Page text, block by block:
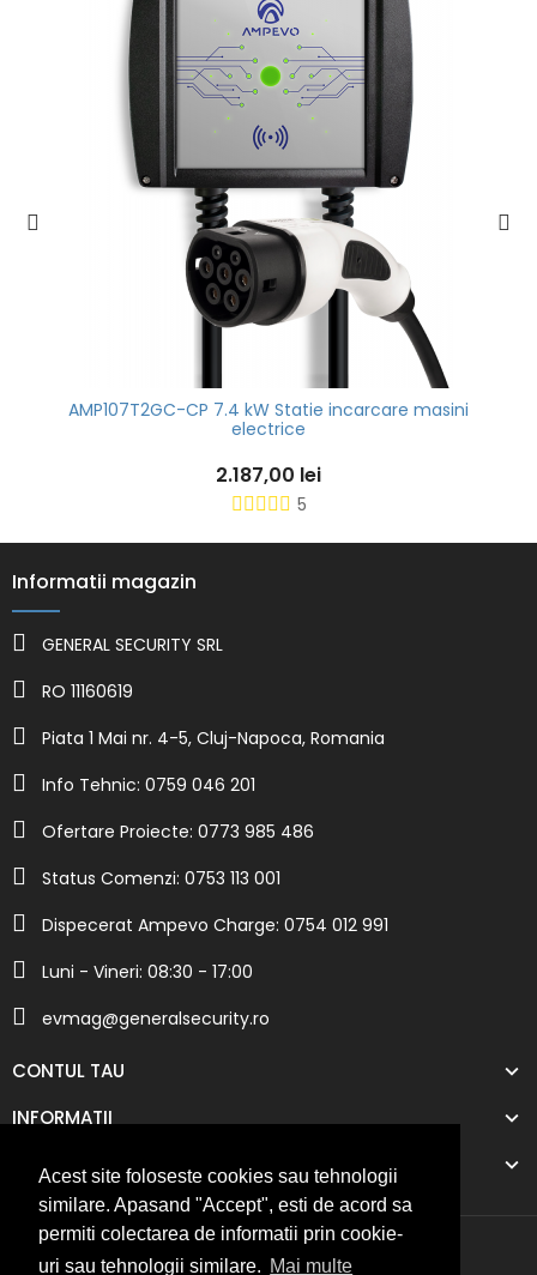
Acest site foloseste cookies sau tehnologii
similare. Apasand "Accept", esti de acord sa
permiti colectarea de informatii prin cookie-
uri sau tehnologii similare. Mai multe
AMP107T2GC-CP 7.4 kW Statie incarcare masini
electrice
2.187,00 lei
5
Informatii magazin
GENERAL SECURITY SRL
RO 11160619
Piata 1 Mai nr. 4-5, Cluj-Napoca, Romania
Info Tehnic: 0759 046 201
Ofertare Proiecte: 0773 985 486
Status Comenzi: 0753 113 001
Dispecerat Ampevo Charge: 0754 012 991
Luni - Vineri: 08:30 - 17:00
evmag@generalsecurity.ro
CONTUL TAU
INFORMATII
COMPANIA NOASTRA